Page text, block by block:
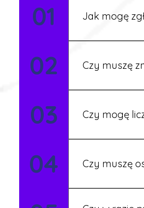
01 Jak mogę
Możesz
02 Czy muszę
Nie zawsze –
03 Czy mogę
Tak, w
04 Czy muszę
Tak, umowy
formalności są